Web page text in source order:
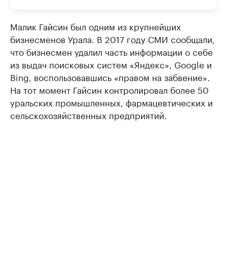
Малик Гайсин был одним из крупнейших
бизнесменов Урала. В 2017 году СМИ сообщали,
что бизнесмен удалил часть информации о себе
из выдач поисковых систем «Яндекс», Google и
Bing, воспользовавшись «правом на забвение».
На тот момент Гайсин контролировал более 50
уральских промышленных, фармацевтических и
сельскохозяйственных предприятий.